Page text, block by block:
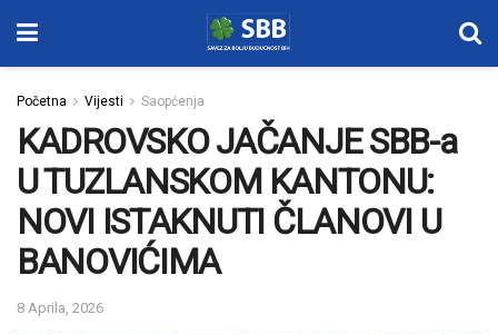
Početna Vijesti Saopćenja
KADROVSKO JAČANJE SBB-a
U TUZLANSKOM KANTONU:
NOVI ISTAKNUTI ČLANOVI U
BANOVIĆIMA
8 Aprila, 2026